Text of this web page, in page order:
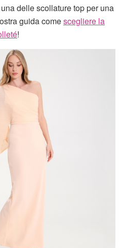
delle scollature top per una
guida comescegliere la
!